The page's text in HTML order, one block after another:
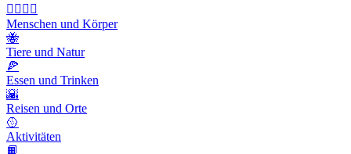
👩‍❤️‍💋‍👨
Menschen und Körper
🐝
Tiere und Natur
🍕
Essen und Trinken
🌇
Reisen und Orte
🥎
Aktivitäten
📙